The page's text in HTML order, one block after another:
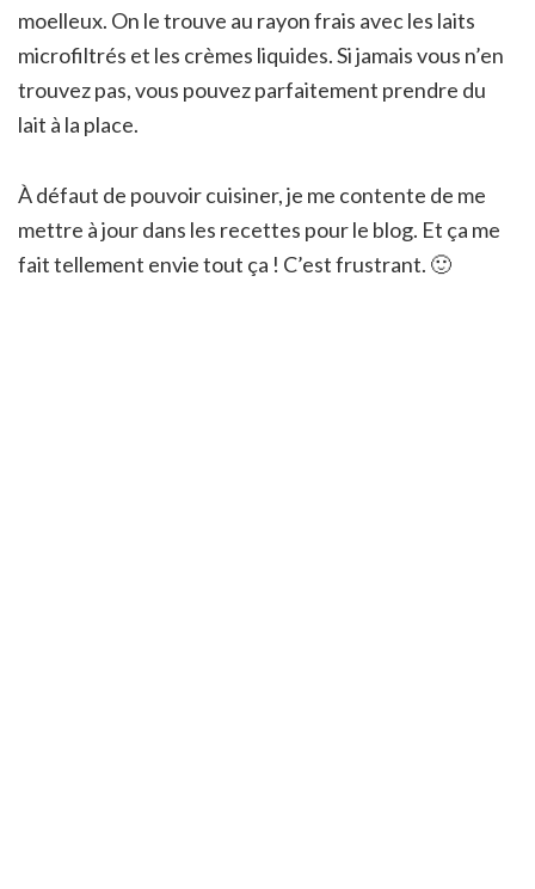
moelleux. On le trouve au rayon frais avec les laits
microfiltrés et les crèmes liquides. Si jamais vous n’en
trouvez pas, vous pouvez parfaitement prendre du
lait à la place.
À défaut de pouvoir cuisiner, je me contente de me
mettre à jour dans les recettes pour le blog. Et ça me
fait tellement envie tout ça ! C’est frustrant. 🙂